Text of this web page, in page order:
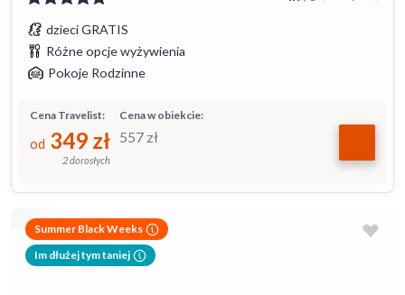
dzieci GRATIS
Różne opcje wyżywienia
Pokoje Rodzinne
Cena w obiekcie:
557 zł
Cena Travelist:
od 349 zł
2 dorosłych
Summer Black Weeks
Im dłużej tym taniej